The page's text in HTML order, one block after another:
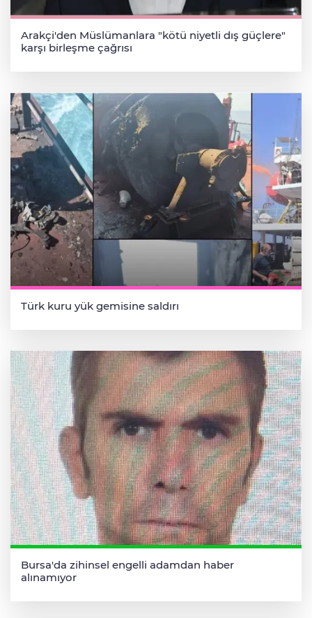
Arakçi'den Müslümanlara "kötü niyetli dış güçlere"
karşı birleşme çağrısı
Türk kuru yük gemisine saldırı
Bursa'da zihinsel engelli adamdan haber
alınamıyor